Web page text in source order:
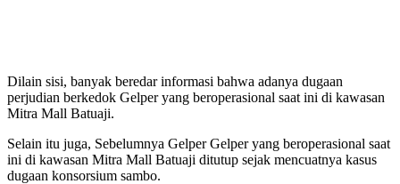
Dilain sisi, banyak beredar informasi bahwa adanya dugaan
perjudian berkedok Gelper yang beroperasional saat ini di kawasan
Mitra Mall Batuaji.
Selain itu juga, Sebelumnya Gelper Gelper yang beroperasional saat
ini di kawasan Mitra Mall Batuaji ditutup sejak mencuatnya kasus
dugaan konsorsium sambo.